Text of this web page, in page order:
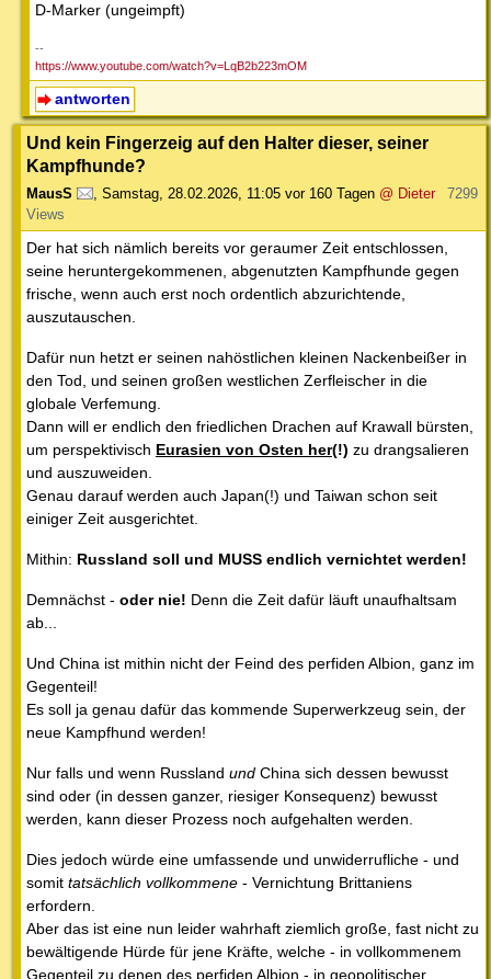
D-Marker (ungeimpft)
--
https://www.youtube.com/watch?v=LqB2b223mOM
antworten
Und kein Fingerzeig auf den Halter dieser, seiner
Kampfhunde?
MausS , Samstag, 28.02.2026, 11:05 vor 160 Tagen @ Dieter
7299
Views
Der hat sich nämlich bereits vor geraumer Zeit entschlossen,
seine heruntergekommenen, abgenutzten Kampfhunde gegen
frische, wenn auch erst noch ordentlich abzurichtende,
auszutauschen.
Dafür nun hetzt er seinen nahöstlichen kleinen Nackenbeißer in
den Tod, und seinen großen westlichen Zerfleischer in die
globale Verfemung.
Dann will er endlich den friedlichen Drachen auf Krawall bürsten,
um perspektivisch Eurasien von Osten her(!) zu drangsalieren
und auszuweiden.
Genau darauf werden auch Japan(!) und Taiwan schon seit
einiger Zeit ausgerichtet.
Mithin: Russland soll und MUSS endlich vernichtet werden!
Demnächst - oder nie! Denn die Zeit dafür läuft unaufhaltsam
ab...
Und China ist mithin nicht der Feind des perfiden Albion, ganz im
Gegenteil!
Es soll ja genau dafür das kommende Superwerkzeug sein, der
neue Kampfhund werden!
Nur falls und wenn Russland und China sich dessen bewusst
sind oder (in dessen ganzer, riesiger Konsequenz) bewusst
werden, kann dieser Prozess noch aufgehalten werden.
Dies jedoch würde eine umfassende und unwiderrufliche - und
somit tatsächlich vollkommene - Vernichtung Brittaniens
erfordern.
Aber das ist eine nun leider wahrhaft ziemlich große, fast nicht zu
bewältigende Hürde für jene Kräfte, welche - in vollkommenem
Gegenteil zu denen des perfiden Albion - in geopolitischer